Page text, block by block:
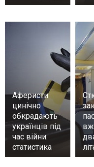
Аферисти
цинічно
обкрадають
українців під
час війни:
статистика